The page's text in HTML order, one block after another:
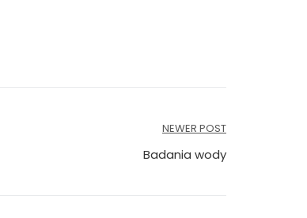
NEWER POST
Badania wody